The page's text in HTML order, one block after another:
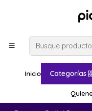
Inicio Categorías